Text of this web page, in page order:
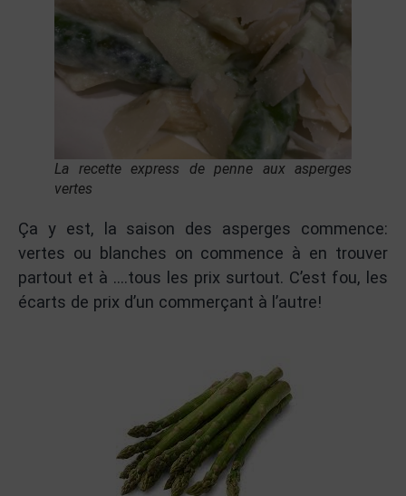
La recette express de penne aux asperges
vertes
Ça y est, la saison des asperges commence:
vertes ou blanches on commence à en trouver
partout et à ….tous les prix surtout. C’est fou, les
écarts de prix d’un commerçant à l’autre!